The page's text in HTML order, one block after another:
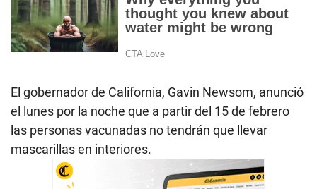
El gobernador de California, Gavin Newsom, anunció
el lunes por la noche que a partir del 15 de febrero
las personas vacunadas no tendrán que llevar
mascarillas en interiores.